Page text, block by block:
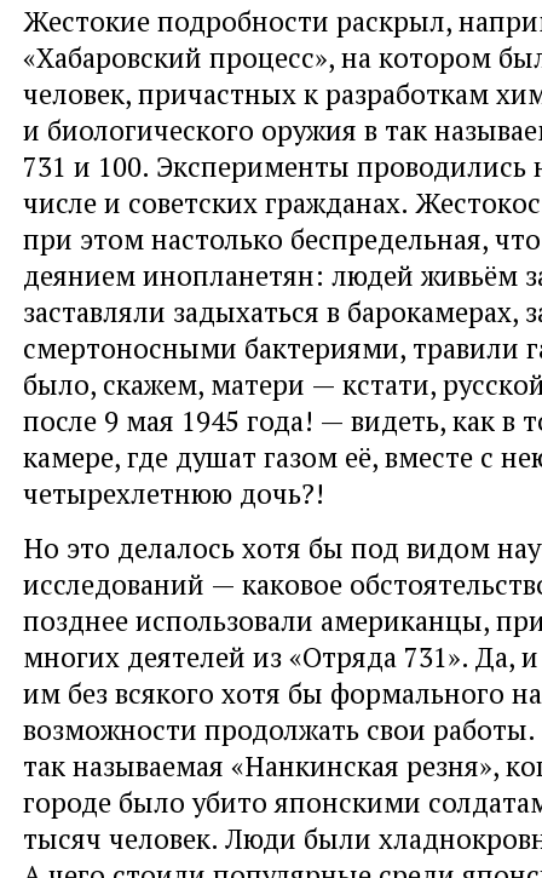
Жестокие подробности раскрыл,
«Хабаровский процесс», на котором
человек, причастных к разработкам
и биологического оружия в так
731 и 100. Эксперименты проводились
числе и советских гражданах.
при этом настолько беспредельная,
деянием инопланетян: людей живьём
заставляли задыхаться в барокамерах,
смертоносными бактериями, травили
было, скажем, матери — кстати,
после 9 мая 1945 года! — видеть, как в
камере, где душат газом её, вместе с
четырехлетнюю дочь?!
Но это делалось хотя бы под видом
исследований — каковое
позднее использовали американцы,
многих деятелей из «Отряда 731». Да,
им без всякого хотя бы формального
возможности продолжать свои
так называемая «Нанкинская резня»,
городе было убито японскими
тысяч человек. Люди были